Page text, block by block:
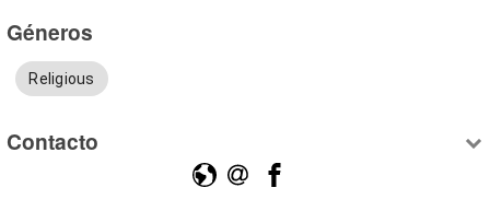
Géneros
Religious
Contacto